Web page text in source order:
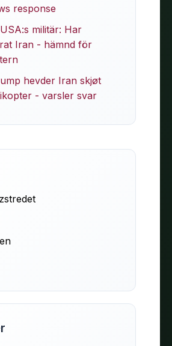
response
militär: Har
Iran - hämnd för
hevder Iran skjøt
- varsler svar